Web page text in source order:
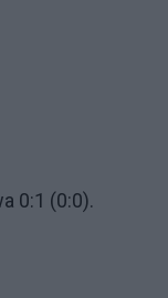
0:1 (0:0).